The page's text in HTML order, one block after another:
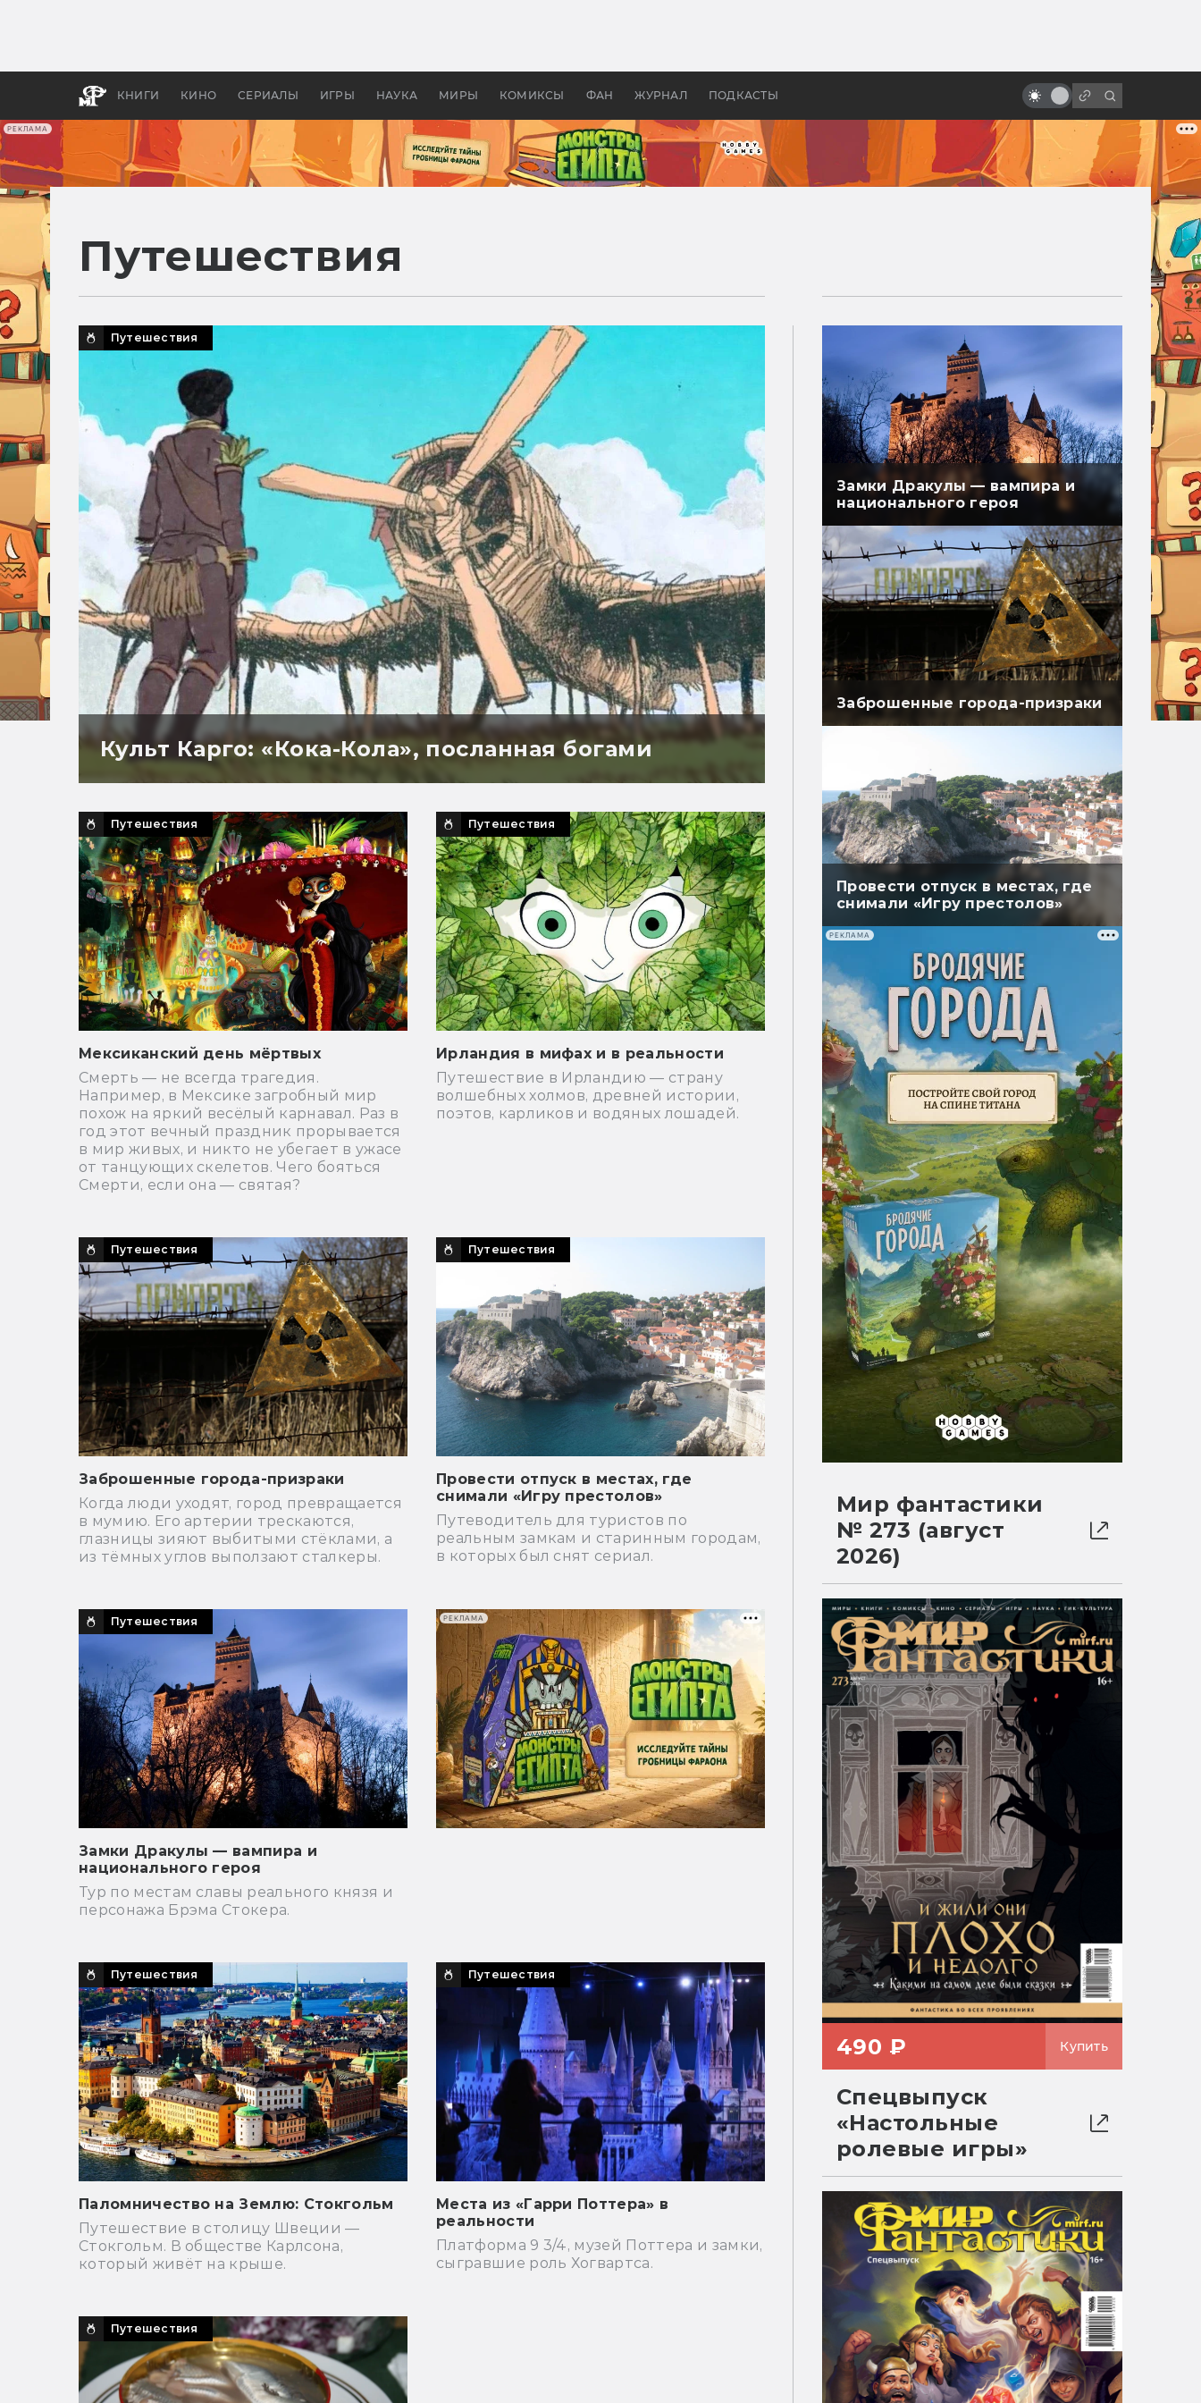
РЕКЛАМА
КНИГИ КИНО СЕРИАЛЫ ИГРЫ НАУКА МИРЫ КОМИКСЫ ФАН ЖУРНАЛ ПОДКАСТЫ
апокалипсис, в России —
бы «Властелина колец»
будущие
Путешествия
Путешествия
Культ Карго: «Кока-Кола», посланная богами
Путешествия
Мексиканский день мёртвых
Смерть — не всегда трагедия.
Например, в Мексике загробный мир
похож на яркий весёлый карнавал. Раз в
год этот вечный праздник прорывается
в мир живых, и никто не убегает в ужасе
от танцующих скелетов. Чего бояться
Смерти, если она — святая?
Путешествия
Ирландия в мифах и в реальности
Путешествие в Ирландию — страну
волшебных холмов, древней истории,
поэтов, карликов и водяных лошадей.
Путешествия
Заброшенные города-призраки
Когда люди уходят, город превращается
в мумию. Его артерии трескаются,
глазницы зияют выбитыми стёклами, а
из тёмных углов выползают сталкеры.
Путешествия
Провести отпуск в местах, где
снимали «Игру престолов»
Путеводитель для туристов по
реальным замкам и старинным городам,
в которых был снят сериал.
Путешествия
Замки Дракулы — вампира и
национального героя
Тур по местам славы реального князя и
персонажа Брэма Стокера.
Путешествия
Паломничество на Землю: Стокгольм
Путешествие в столицу Швеции —
Стокгольм. В обществе Карлсона,
который живёт на крыше.
Путешествия
Места из «Гарри Поттера» в
реальности
Платформа 9 3/4, музей Поттера и замки,
сыгравшие роль Хогвартса.
Путешествия
РЕКЛАМА
Замки Дракулы — вампира и
национального героя
Заброшенные города-призраки
Провести отпуск в местах, где
снимали «Игру престолов»
РЕКЛАМА
Мир фантастики
№ 273 (август
2026)
490 ₽ Купить
Спецвыпуск
«Настольные
ролевые игры»